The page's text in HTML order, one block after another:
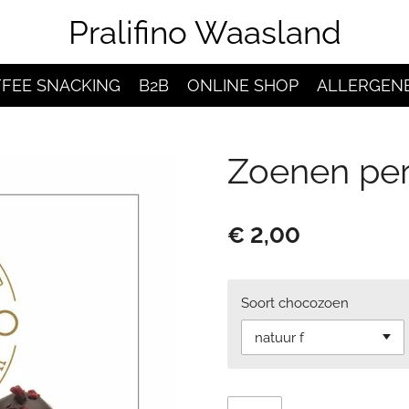
Pralifino Waasland
SNACKING B2B ONLINE SHOP
Zoenen
€ 2,00
Soort chocozoen